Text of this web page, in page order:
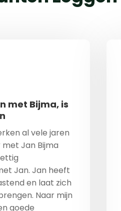
met Bijma, is
al vele jaren
Jan Bijma
Jan. Jan heeft
en laat zich
Naar mijn
goede